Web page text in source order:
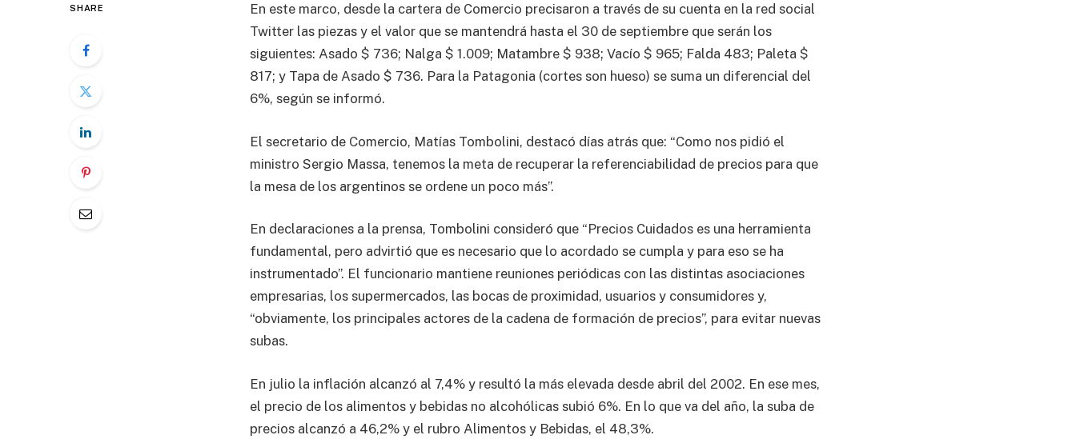
SHARE
En este marco, desde la cartera de Comercio precisaron a través de su cuenta en la red social
Twitter las piezas y el valor que se mantendrá hasta el 30 de septiembre que serán los
siguientes: Asado $ 736; Nalga $ 1.009; Matambre $ 938; Vacío $ 965; Falda 483; Paleta $
817; y Tapa de Asado $ 736. Para la Patagonia (cortes son hueso) se suma un diferencial del
6%, según se informó.
El secretario de Comercio, Matías Tombolini, destacó días atrás que: “Como nos pidió el
ministro Sergio Massa, tenemos la meta de recuperar la referenciabilidad de precios para que
la mesa de los argentinos se ordene un poco más”.
En declaraciones a la prensa, Tombolini consideró que “Precios Cuidados es una herramienta
fundamental, pero advirtió que es necesario que lo acordado se cumpla y para eso se ha
instrumentado”. El funcionario mantiene reuniones periódicas con las distintas asociaciones
empresarias, los supermercados, las bocas de proximidad, usuarios y consumidores y,
“obviamente, los principales actores de la cadena de formación de precios”, para evitar nuevas
subas.
En julio la inflación alcanzó al 7,4% y resultó la más elevada desde abril del 2002. En ese mes,
el precio de los alimentos y bebidas no alcohólicas subió 6%. En lo que va del año, la suba de
precios alcanzó a 46,2% y el rubro Alimentos y Bebidas, el 48,3%.